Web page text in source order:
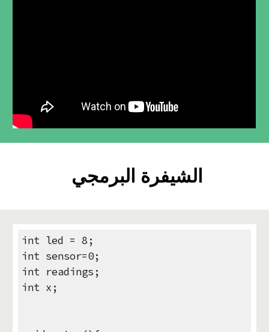
الشيفرة البرمجي
int led = 8;
int sensor=0;
int readings;
int x;